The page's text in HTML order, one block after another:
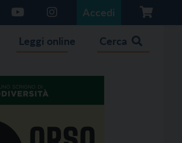
Accedi
Leggi online Cerca